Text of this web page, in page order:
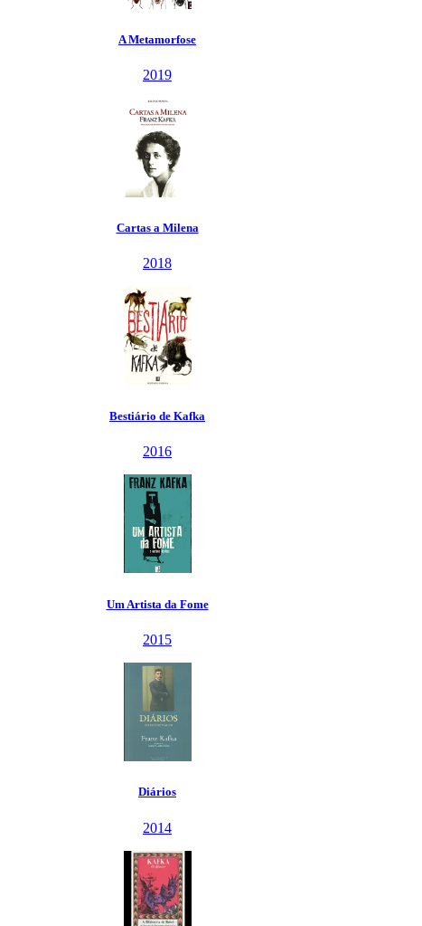
A Metamorfose
2019
Cartas a Milena
2018
Bestiário de Kafka
2016
Um Artista da Fome
2015
Diários
2014